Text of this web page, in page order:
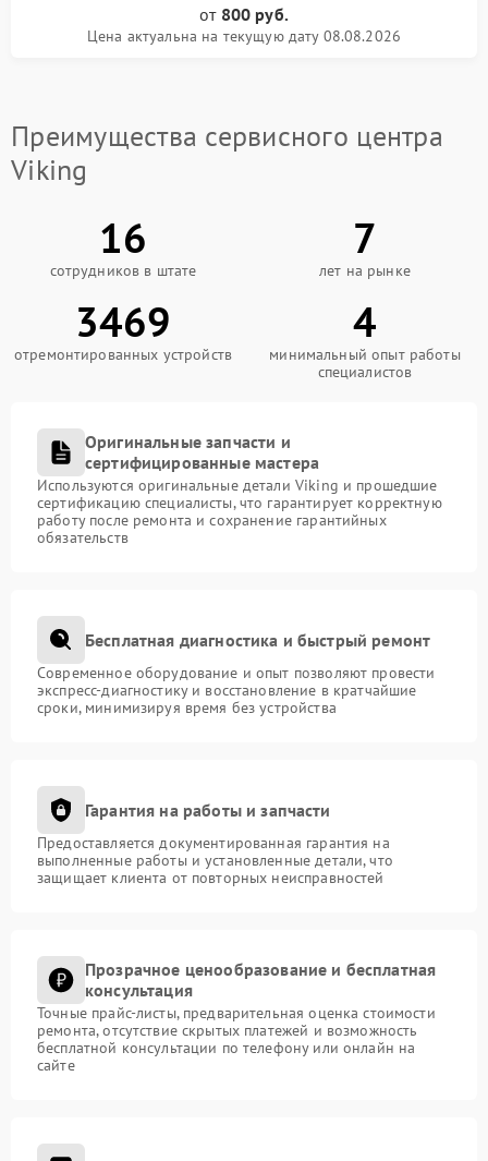
от 800 руб.
Цена актуальна на текущую дату 08.08.2026
Преимущества сервисного центра
Viking
16
сотрудников в штате
7
лет на рынке
3469
отремонтированных устройств
4
минимальный опыт работы
специалистов
Оригинальные запчасти и
сертифицированные мастера
Используются оригинальные детали Viking и прошедшие
сертификацию специалисты, что гарантирует корректную
работу после ремонта и сохранение гарантийных
обязательств
Бесплатная диагностика и быстрый ремонт
Современное оборудование и опыт позволяют провести
экспресс-диагностику и восстановление в кратчайшие
сроки, минимизируя время без устройства
Гарантия на работы и запчасти
Предоставляется документированная гарантия на
выполненные работы и установленные детали, что
защищает клиента от повторных неисправностей
Прозрачное ценообразование и бесплатная
консультация
Точные прайс-листы, предварительная оценка стоимости
ремонта, отсутствие скрытых платежей и возможность
бесплатной консультации по телефону или онлайн на
сайте